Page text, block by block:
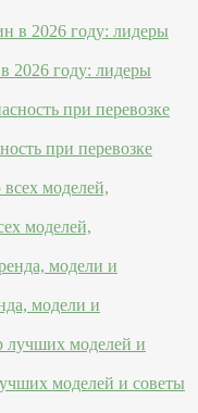
2026 году: лидеры
при перевозке
моделей,
модели и
моделей и советы